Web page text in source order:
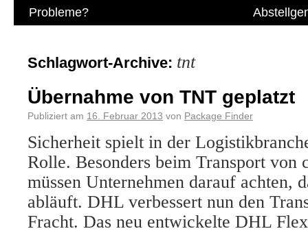
Probleme?
Schlagwort-Archive: tnt
Übernahme von TNT geplatzt
Publiziert am 16. Februar 2013 von Package Finder
Sicherheit spielt in der
Rolle. Besonders beim Transport von
müssen Unternehmen darauf achten,
abläuft. DHL verbessert nun den
Fracht. Das neu entwickelte DHL